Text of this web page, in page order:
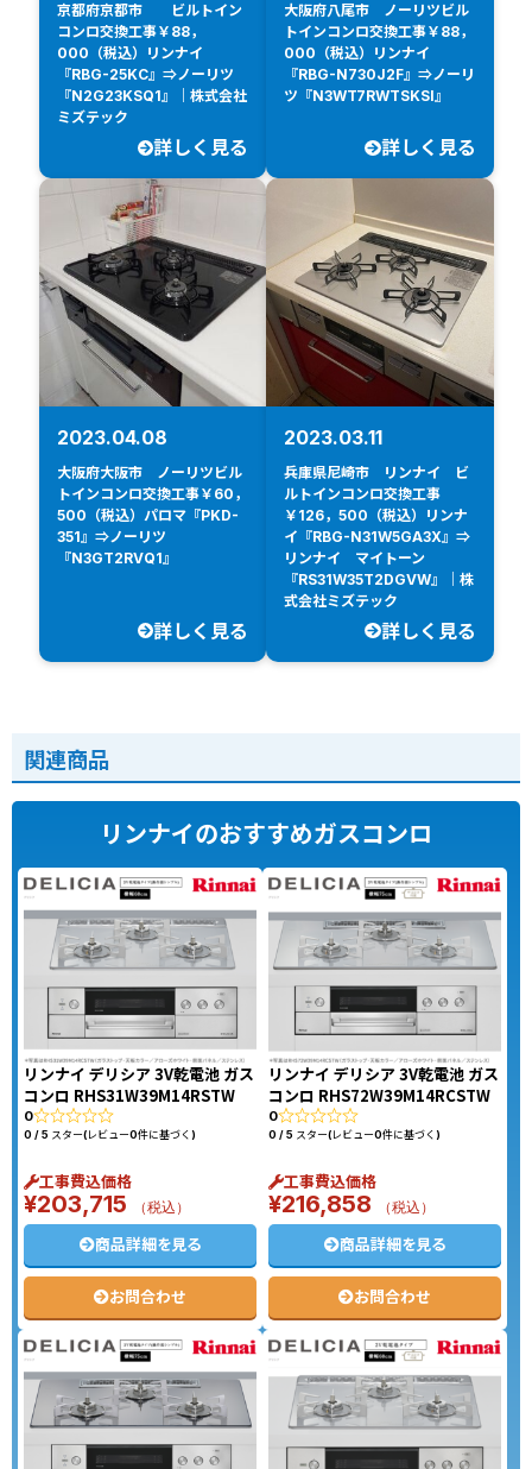
京都府京都市 ビルトイン
コンロ交換工事￥88，
000（税込）リンナイ
『RBG-25KC』⇒ノーリツ
『N2G23KSQ1』｜株式会社
ミズテック
詳しく見る
大阪府八尾市 ノーリツビル
トインコンロ交換工事￥88，
000（税込）リンナイ
『RBG-N730J2F』⇒ノーリ
ツ『N3WT7RWTSKSI』
詳しく見る
2023.04.08
大阪府大阪市 ノーリツビル
トインコンロ交換工事￥60，
500（税込）パロマ『PKD-
351』⇒ノーリツ
『N3GT2RVQ1』
詳しく見る
2023.03.11
兵庫県尼崎市 リンナイ ビ
ルトインコンロ交換工事
￥126，500（税込）リンナ
イ『RBG-N31W5GA3X』⇒
リンナイ マイトーン
『RS31W35T2DGVW』｜株
式会社ミズテック
詳しく見る
関連商品
リンナイのおすすめガスコンロ
リンナイ デリシア 3V乾電池 ガス
コンロ RHS31W39M14RSTW
0
0 / 5 スター(レビュー0件に基づく)
工事費込価格
¥203,715 （税込）
商品詳細を見る
お問合わせ
リンナイ デリシア 3V乾電池 ガス
コンロ RHS72W39M14RCSTW
0
0 / 5 スター(レビュー0件に基づく)
工事費込価格
¥216,858 （税込）
商品詳細を見る
お問合わせ